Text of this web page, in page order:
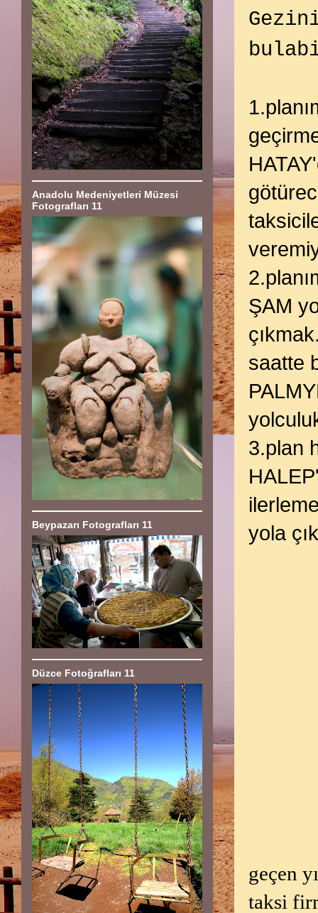
ŞAM
saatte
3.plan
yola
geçen
taksi
Anadolu Medeniyetleri Müzesi
Fotografları 11
Beypazarı Fotografları 11
Düzce Fotoğrafları 11